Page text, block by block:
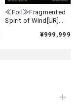
≪Foil≫Fragmented
Spirit of Wind[UR]
¥999,999